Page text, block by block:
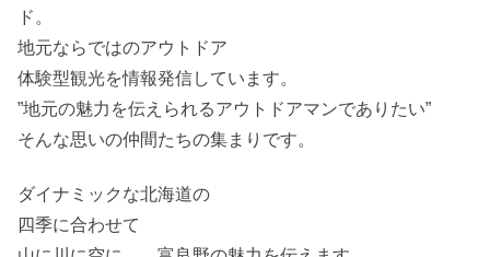
ド。
地元ならではのアウトドア
体験型観光を情報発信しています。
”地元の魅力を伝えられるアウトドアマンでありたい”
そんな思いの仲間たちの集まりです。
ダイナミックな北海道の
四季に合わせて